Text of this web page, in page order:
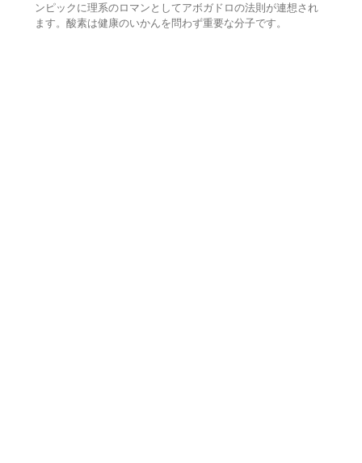
ンピックに理系のロマンとしてアボガドロの法則が連想され
ます。酸素は健康のいかんを問わず重要な分子です。